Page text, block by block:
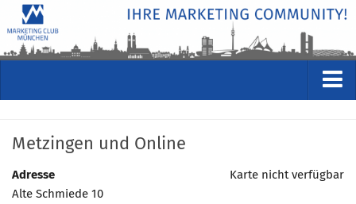
Kommende Veranstaltungen
Veranstaltungsformate
Metzingen und Online
Karte nicht verfügbar
Adresse
Alte Schmiede 10